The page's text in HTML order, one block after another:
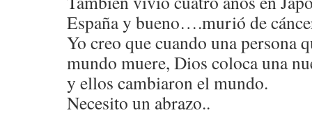
España y bueno….murió de
Yo creo que cuando una persona
mundo muere, Dios coloca una
y ellos cambiaron el mundo.
Necesito un abrazo..